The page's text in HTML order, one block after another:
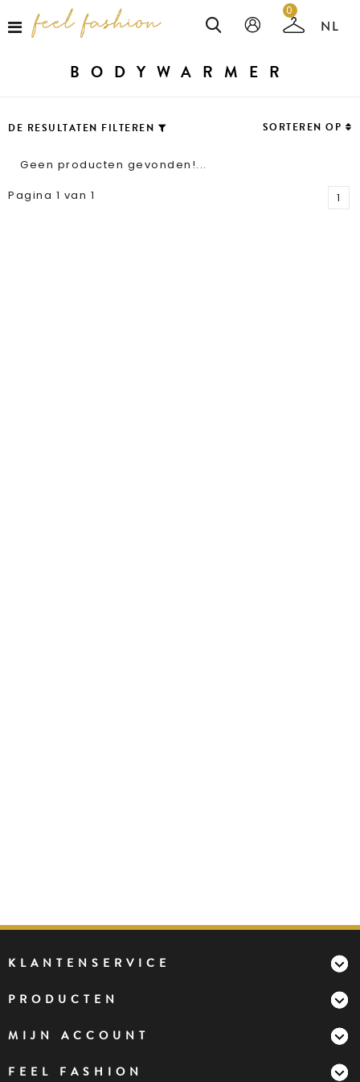
0
BODYWARMER
DE RESULTATEN FILTEREN SORTEREN OP
Geen producten gevonden!...
Pagina 1 van 1
1
KLANTENSERVICE
PRODUCTEN
MIJN ACCOUNT
FEEL FASHION